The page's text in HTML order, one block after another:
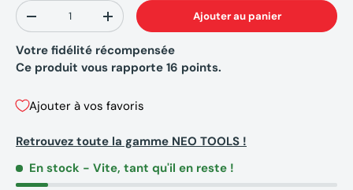
Qté
-
+ Ajouter au panier
Votre fidélité récompensée
Ce produit vous rapporte 16 points.
Ajouter à vos favoris
Retrouvez toute la gamme NEO TOOLS !
En stock - Vite, tant qu'il en reste !